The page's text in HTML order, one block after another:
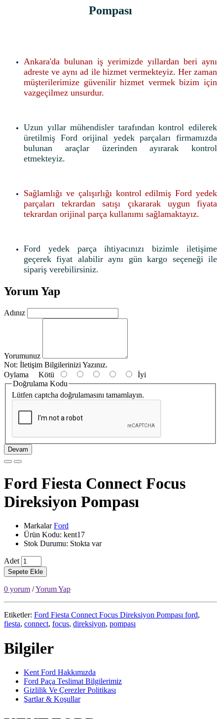
Pompası
Ankara'da bulunan iş yerimizde yıllardan beri aynı
adreste ve aynı ad ile hizmet vermekteyiz. Her zaman
müşterilerimize güvenilir hizmet vermek bizim için
vazgeçilmez unsurdur.
Uzun yıllar mühendisler tarafından kontrol edilerek
üretilmiş Ford orijinal yedek parçaları firmamızda
bulunan araçlar üzerinden ayırarak kontrol
etmekteyiz.
Sağlamlığı ve çalışırlığı kontrol edilmiş Ford yedek
parçaları tekrardan satışı çıkararak uygun fiyata
tekrardan orijinal parça kullanımı sağlamaktayız.
Ford yedek parça ihtiyacınızı bizimle iletişime
geçerek fiyat alabilir aynı gün kargo seçeneği ile
sipariş verebilirsiniz.
Yorum Yap
Adınız
Yorumunuz
Not: İletişim Bilgilerinizi Yazınız.
Oylama Kötü
İyi
Doğrulama Kodu
Lütfen captcha doğrulamasını tamamlayın.
Devam
Ford Fiesta Connect Focus
Direksiyon Pompası
MarkalarFord
Ürün Kodu: kent17
Stok Durumu: Stokta var
Adet
Sepete Ekle
0 yorum /Yorum Yap
Etiketler: Ford Fiesta Connect Focus Direksiyon Pompası ford,
fiesta, connect, focus, direksiyon, pompası
Bilgiler
Kent Ford Hakkımızda
Ford Paça Teslimat Bilgilerimiz
Gizlilik Ve Çerezler Politikası
Şartlar & Koşullar